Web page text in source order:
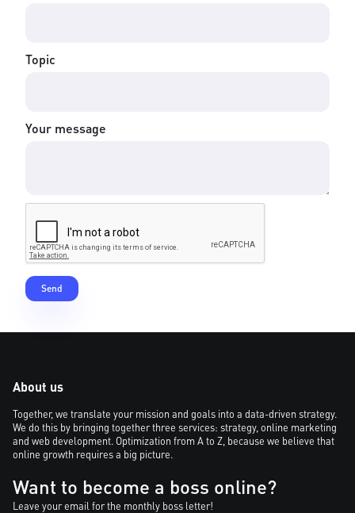
Topic
Your message
About us
Together, we translate your mission and goals into a data-driven strategy.
We do this by bringing together three services: strategy, online marketing
and web development. Optimization from A to Z, because we believe that
online growth requires a big picture.
Want to become a boss online?
Leave your email for the monthly boss letter!